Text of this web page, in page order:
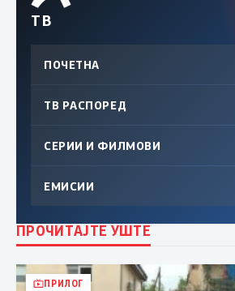
ТВ
ПОЧЕТНА
ТВ РАСПОРЕД
СЕРИИ И ФИЛМОВИ
ЕМИСИИ
ПРОЧИТАЈТЕ УШТЕ
ПРИЛОГ